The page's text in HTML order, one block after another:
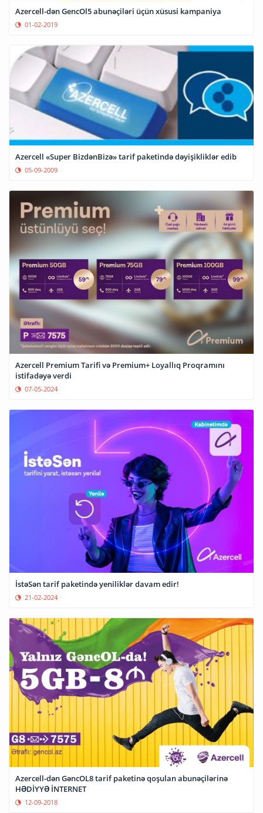
Azercell-dən GencOl5 abunəçiləri üçün xüsusi kampaniya
01-02-2019
Azercell «Super BizdənBizə» tarif paketində dəyişikliklər edib
05-09-2009
Azercell Premium Tarifi və Premium+ Loyallıq Proqramını
istifadəyə verdi
07-05-2024
İstəSən tarif paketində yeniliklər davam edir!
21-02-2024
Azercell-dən GəncOL8 tarif paketinə qoşulan abunəçilərinə
HƏDİYYƏ İNTERNET
12-09-2018